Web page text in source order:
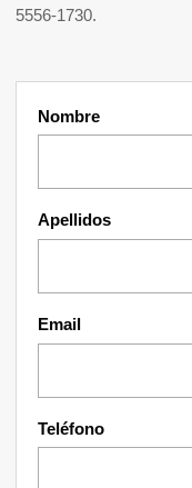
5556-1730.
Nombre
Apellidos
Email
Teléfono